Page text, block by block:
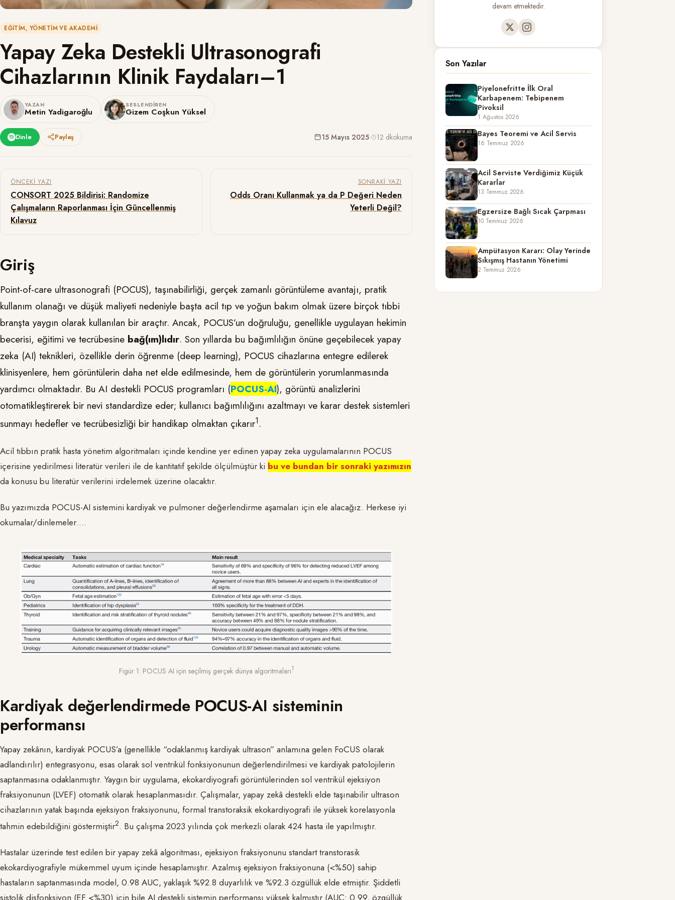
EĞITIM, YÖNETIM VE AKADEMI
Yapay Zeka Destekli Ultrasonografi
Cihazlarının Klinik Faydaları–1
YAZAN
Metin Yadigaroğlu
SESLENDIREN
Gizem Coşkun Yüksel
15 Mayıs 2025· 12 dkokuma
Dinle Paylaş
Yazı gezinmesi
ÖNCEKI YAZI
CONSORT 2025 Bildirisi: Randomize
Çalışmaların Raporlanması İçin Güncellenmiş
Kılavuz
SONRAKI YAZI
Odds Oranı Kullanmak ya da P Değeri Neden
Yeterli Değil?
Giriş
Point-of-care ultrasonografi (POCUS), taşınabilirliği, gerçek zamanlı görüntüleme avantajı, pratik
kullanım olanağı ve düşük maliyeti nedeniyle başta acil tıp ve yoğun bakım olmak üzere birçok tıbbi
branşta yaygın olarak kullanılan bir araçtır. Ancak, POCUS’un doğruluğu, genellikle uygulayan hekimin
becerisi, eğitimi ve tecrübesine bağ(ım)lıdır. Son yıllarda bu bağımlılığın önüne geçebilecek yapay
zeka (AI) teknikleri, özellikle derin öğrenme (deep learning), POCUS cihazlarına entegre edilerek
klinisyenlere, hem görüntülerin daha net elde edilmesinde, hem de görüntülerin yorumlanmasında
yardımcı olmaktadır. Bu AI destekli POCUS programları (POCUS-AI), görüntü analizlerini
otomatikleştirerek bir nevi standardize eder; kullanıcı bağımlılığını azaltmayı ve karar destek sistemleri
sunmayı hedefler ve tecrübesizliği bir handikap olmaktan çıkarır​1​.
Acil tıbbın pratik hasta yönetim algoritmaları içinde kendine yer edinen yapay zeka uygulamalarının POCUS
içerisine yedirilmesi literatür verileri ile de kantitatif şekilde ölçülmüştür ki bu ve bundan bir sonraki yazımızın
da konusu bu literatür verilerini irdelemek üzerine olacaktır.
Bu yazımızda POCUS-AI sistemini kardiyak ve pulmoner değerlendirme aşamaları için ele alacağız. Herkese iyi
okumalar/dinlemeler….
Figür 1: POCUS AI için seçilmiş gerçek dünya algoritmaları​​1​
Kardiyak değerlendirmede POCUS-AI sisteminin
performansı
Yapay zekânın, kardiyak POCUS’a (genellikle “odaklanmış kardiyak ultrason” anlamına gelen FoCUS olarak
adlandırılır) entegrasyonu, esas olarak sol ventrikül fonksiyonunun değerlendirilmesi ve kardiyak patolojilerin
saptanmasına odaklanmıştır. Yaygın bir uygulama, ekokardiyografi görüntülerinden sol ventrikül ejeksiyon
fraksiyonunun (LVEF) otomatik olarak hesaplanmasıdır. Çalışmalar, yapay zekâ destekli elde taşınabilir ultrason
cihazlarının yatak başında ejeksiyon fraksiyonunu, formal transtoraksik ekokardiyografi ile yüksek korelasyonla
tahmin edebildiğini göstermiştir​2​. Bu çalışma 2023 yılında çok merkezli olarak 424 hasta ile yapılmıştır.
Hastalar üzerinde test edilen bir yapay zekâ algoritması, ejeksiyon fraksiyonunu standart transtorasik
ekokardiyografiyle mükemmel uyum içinde hesaplamıştır. Azalmış ejeksiyon fraksiyonuna (<%50) sahip
hastaların saptanmasında model, 0.98 AUC, yaklaşık %92.8 duyarlılık ve %92.3 özgüllük elde etmiştir. Şiddetli
sistolik disfonksiyon (EF <%30) için bile AI destekli sistemin performansı yüksek kalmıştır (AUC: 0.99, özgüllük
devam etmektedir.
Son Yazılar
Piyelonefritte İlk Oral
Karbapenem: Tebipenem
Pivoksil
1 Ağustos 2026
Bayes Teoremi ve Acil Servis
16 Temmuz 2026
Acil Serviste Verdiğimiz Küçük
Kararlar
13 Temmuz 2026
Egzersize Bağlı Sıcak Çarpması
10 Temmuz 2026
Ampütasyon Kararı: Olay Yerinde
Sıkışmış Hastanın Yönetimi
2 Temmuz 2026